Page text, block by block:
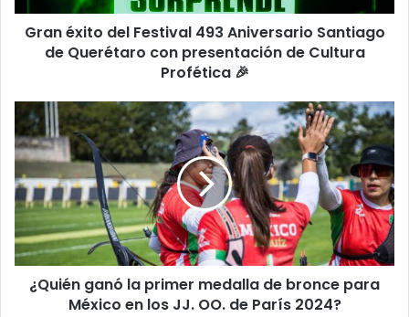
Querétaro
con
presentación
Profética
🎉
Gran éxito del Festival 493 Aniversario Santiago
de Querétaro con presentación de Cultura
Profética 🎉
¿Quién
ganó
la
primer
medalla
de
bronce
para
México
¿Quién ganó la primer medalla de bronce para
México en los JJ. OO. de París 2024?